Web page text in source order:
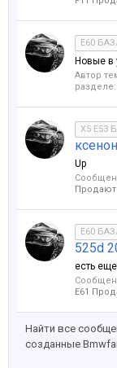
E60
Новые в
Автор
разделе:
X5 E53
ксенон
Up
Продают
E60
525d
есть
E61
Найти все
созданные